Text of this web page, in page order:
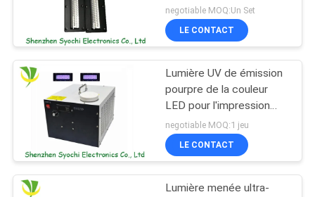
SITE
PRIVACY
POLICY
Machine de Bath de
glace
19
puissance élevée
16w/Cm2
negotiable MOQ:Un Set
LE CONTACT
Lumière UV de émission
pourpre de la couleur
LED pour l'impression
d'écran, lumière UV de
LED traitant le système
negotiable MOQ:1 jeu
LE CONTACT
Lumière menée ultra-